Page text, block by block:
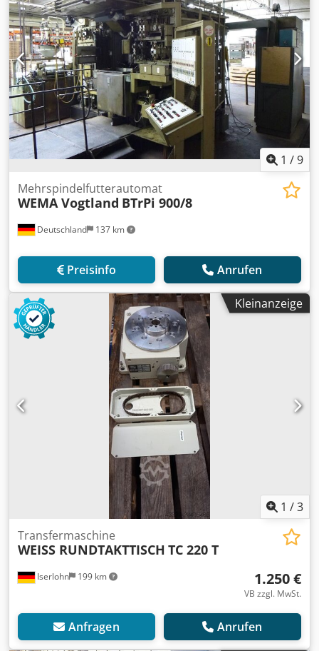
1 /9
Deutschland 137 km
Mehrspindelfutterautomat
WEMA Vogtland BTrPi 900/8
Preisinfo Anrufen
Kleinanzeige
1 /3
Iserlohn 199 km
Transfermaschine
WEISS RUNDTAKTTISCH TC 220 T
1.250 €
VB zzgl. MwSt.
Anfragen Anrufen